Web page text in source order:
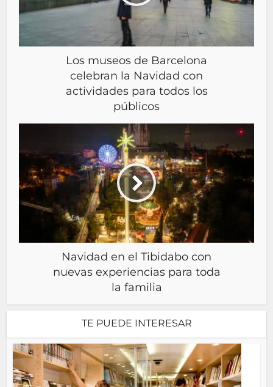
Los museos de Barcelona
celebran la Navidad con
actividades para todos los
públicos
Navidad en el Tibidabo con
nuevas experiencias para toda
la familia
TE PUEDE INTERESAR